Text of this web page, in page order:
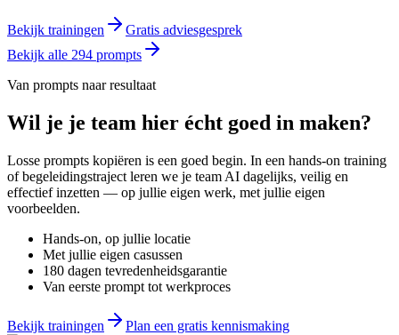
Bekijk trainingen
Gratis adviesgesprek
Bekijk alle 294 prompts
Van prompts naar resultaat
Wil je je team hier écht goed in maken?
Losse prompts kopiëren is een goed begin. In een hands-on training
of begeleidingstraject leren we je team AI dagelijks, veilig en
effectief inzetten — op jullie eigen werk, met jullie eigen
voorbeelden.
Hands-on, op jullie locatie
Met jullie eigen casussen
180 dagen tevredenheidsgarantie
Van eerste prompt tot werkproces
Bekijk trainingen Plan een gratis kennismaking